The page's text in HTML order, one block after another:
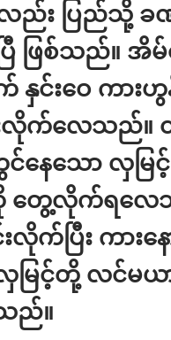
ည်း ပြည်သို့ ခ
ဖြစ်သည်။ အိမ်
နှင်းဝေ ကား
းလိုက်လေသည်။
င်နေသော လှမြ
တွေ့လိုက်ရလေ
လိုက်ပြီး ကားန
မြင့်တို့ လင်မယ
ည်။